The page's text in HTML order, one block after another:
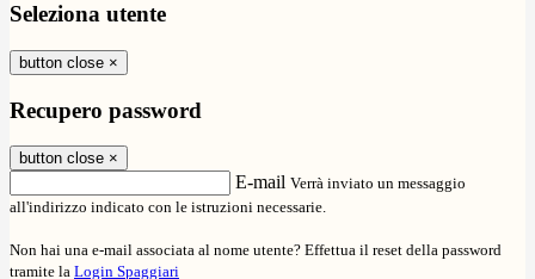
Seleziona utente
button close ×
Recupero password
button close ×
E-mail Verrà inviato un messaggio
all'indirizzo indicato con le istruzioni necessarie.
Non hai una e-mail associata al nome utente? Effettua il reset della password
tramite la Login Spaggiari